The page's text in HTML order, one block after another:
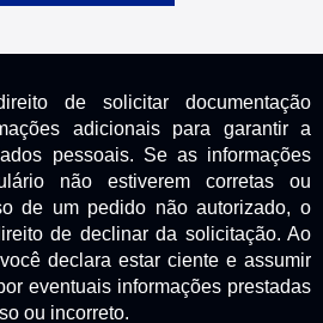
de solicitar documentação
adicionais para garantir a
pessoais. Se as informações
não estiverem corretas ou
de um pedido não autorizado, o
de declinar da solicitação. Ao
declara estar ciente e assumir
eventuais informações prestadas
ou incorreto.